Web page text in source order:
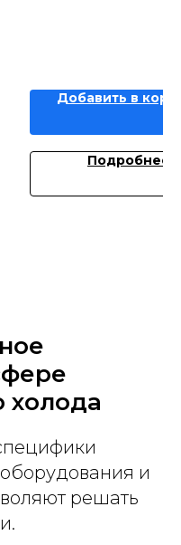
Добавить в
Подробнее
и
решать